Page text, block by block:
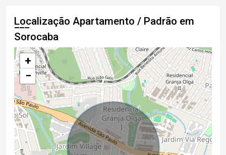
Localização Apartamento / Padrão em
Sorocaba
+
−